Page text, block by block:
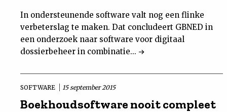
Feiten
Tuchtrecht
In ondersteunende software valt nog een flinke
verbeterslag te maken. Dat concludeert GBNED in
een onderzoek naar software voor digitaal
dossierbeheer in combinatie...
SOFTWARE 15 september 2015
Boekhoudsoftware nooit compleet